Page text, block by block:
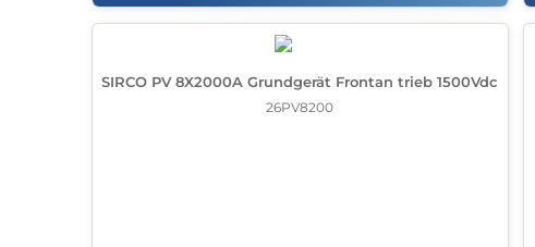
SIRCO PV 8X2000A Grundgerät Frontan trieb 1500Vdc
26PV8200